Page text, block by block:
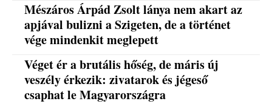
Mészáros Árpád Zsolt lánya nem akart az
apjával bulizni a Szigeten, de a történet
vége mindenkit meglepett
Véget ér a brutális hőség, de máris új
veszély érkezik: zivatarok és jégeső
csaphat le Magyarországra